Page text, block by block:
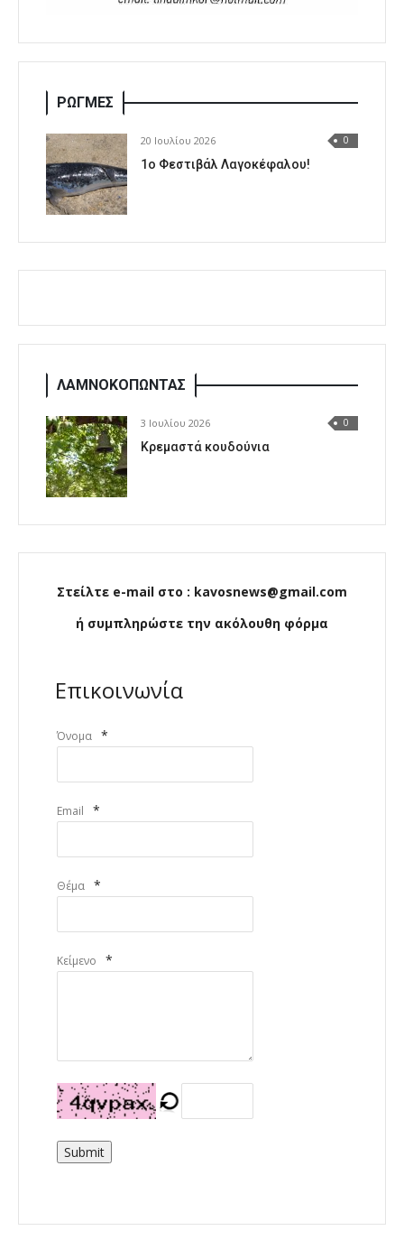
ΡΩΓΜΕΣ
20 Ιουλίου 2026 0
1o Φεστιβάλ Λαγοκέφαλου!
ΛΑΜΝΟΚΟΠΩΝΤΑΣ
3 Ιουλίου 2026 0
Κρεμαστά κουδούνια
Στείλτε e-mail στο : kavosnews@gmail.com
ή συμπληρώστε την ακόλουθη φόρμα
Επικοινωνία
Όνομα *
Email *
Θέμα *
Κείμενο *
Submit